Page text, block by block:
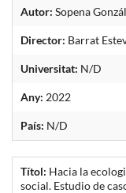
Autor: Sopena
Director: Barrat
Universitat: N/D
Any: 2022
País: N/D
Títol: Hacia la
social. Estudio de